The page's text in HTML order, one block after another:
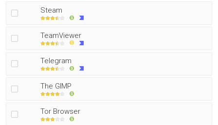
Steam
TeamViewer
Telegram
The GIMP
Tor Browser